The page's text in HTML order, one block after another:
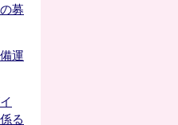
募
運
る